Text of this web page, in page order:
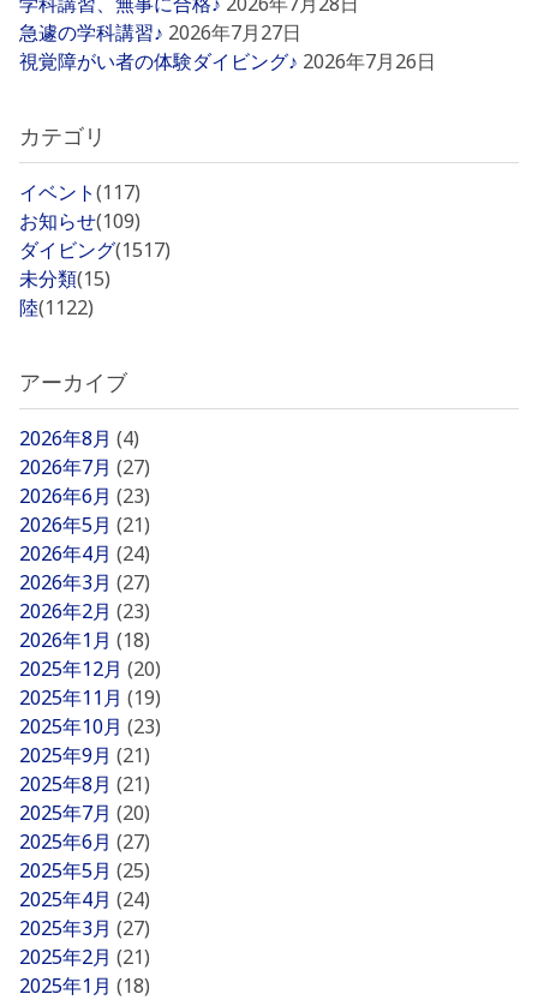
急遽の学科講習♪ 2026年7月27日
視覚障がい者の体験ダイビング♪ 2026年7月26日
カテゴリ
イベント(117)
お知らせ(109)
ダイビング(1517)
未分類(15)
陸(1122)
アーカイブ
2026年8月 (4)
2026年7月 (27)
2026年6月 (23)
2026年5月 (21)
2026年4月 (24)
2026年3月 (27)
2026年2月 (23)
2026年1月 (18)
2025年12月 (20)
2025年11月 (19)
2025年10月 (23)
2025年9月 (21)
2025年8月 (21)
2025年7月 (20)
2025年6月 (27)
2025年5月 (25)
2025年4月 (24)
2025年3月 (27)
2025年2月 (21)
2025年1月 (18)